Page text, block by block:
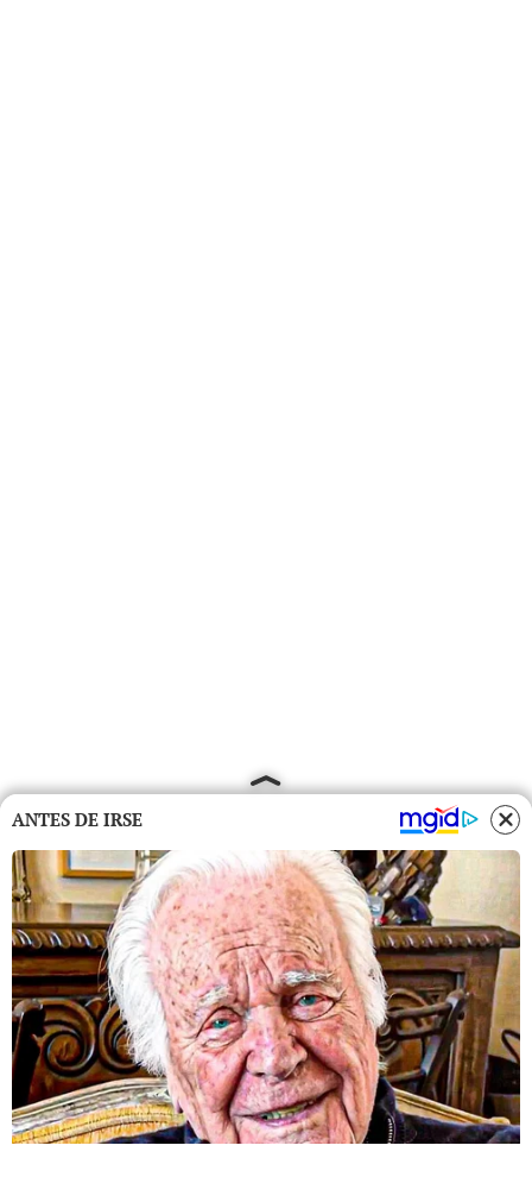
ANTES DE IRSE